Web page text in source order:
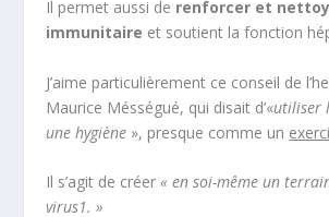
Il permet aussi de renforcer et
immunitaire et soutient la fonction
J’aime particulièrement ce conseil de
Maurice Mésségué, qui disait d’«utiliser
une hygiène », presque comme un
Il s’agit de créer« en soi-même un
virus1. »